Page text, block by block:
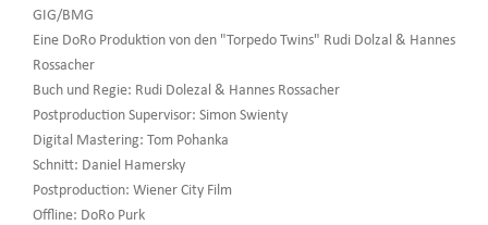
GIG/BMG
Eine DoRo Produktion von den "Torpedo Twins" Rudi Dolzal & Hannes
Rossacher
Buch und Regie: Rudi Dolezal & Hannes Rossacher
Postproduction Supervisor: Simon Swienty
Digital Mastering: Tom Pohanka
Schnitt: Daniel Hamersky
Postproduction: Wiener City Film
Offline: DoRo Purk